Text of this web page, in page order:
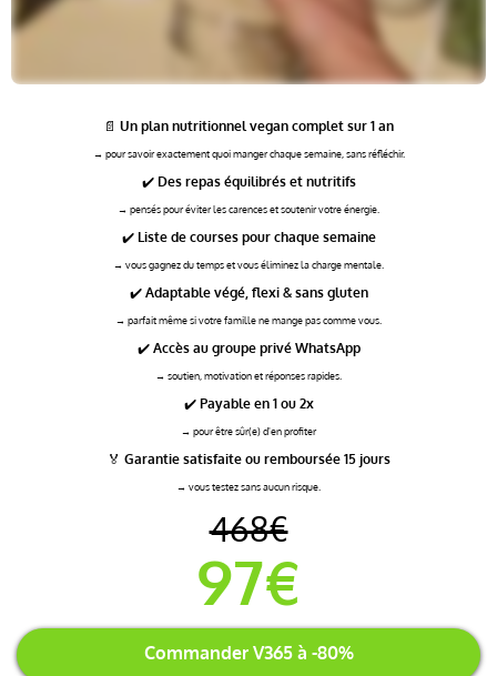
📄 Un plan nutritionnel vegan complet sur 1 an
→ pour savoir exactement quoi manger chaque semaine, sans réfléchir.
✔️ Des repas équilibrés et nutritifs
→ pensés pour éviter les carences et soutenir votre énergie.
✔️ Liste de courses pour chaque semaine
→ vous gagnez du temps et vous éliminez la charge mentale.
✔️ Adaptable végé, flexi & sans gluten
→ parfait même si votre famille ne mange pas comme vous.
✔️ Accès au groupe privé WhatsApp
→ soutien, motivation et réponses rapides.
✔️ Payable en 1 ou 2x
→ pour être sûr(e) d'en profiter
🏅 Garantie satisfaite ou remboursée 15 jours
→ vous testez sans aucun risque.
468€
97€
Commander V365 à -80%